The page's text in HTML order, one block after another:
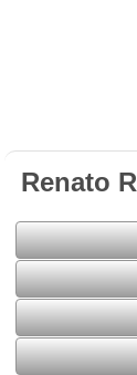
Renato